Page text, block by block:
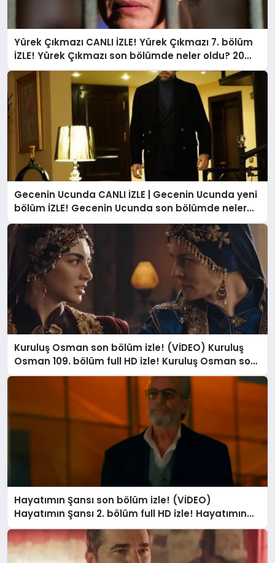
YEMEK
KIMDIR?
HESAPLAMALAR
Yürek Çıkmazı CANLI İZLE! Yürek Çıkmazı 7. bölüm
İZLE! Yürek Çıkmazı son bölümde neler oldu? 20
Aralık Yürek Çıkmazı FULL HD canlı izle!
Gecenin Ucunda CANLI İZLE | Gecenin Ucunda yeni
bölüm İZLE! Gecenin Ucunda son bölümde neler
oldu? Gecenin Ucunda 12.bölüm İZLE!
Kuruluş Osman son bölüm izle! (VİDEO) Kuruluş
Osman 109. bölüm full HD izle! Kuruluş Osman son
bölümde neler oldu?
Hayatımın Şansı son bölüm izle! (VİDEO)
Hayatımın Şansı 2. bölüm full HD izle! Hayatımın
Şansı son bölümde neler oldu?